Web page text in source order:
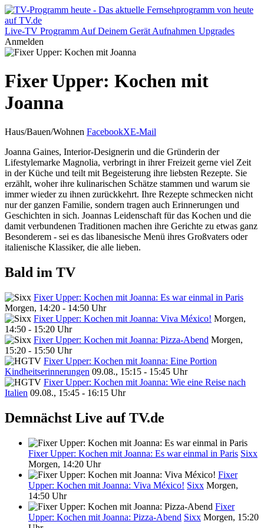
Live-TV Programm Auf Deinem Gerät Aufnahmen Upgrades
Anmelden
Fixer Upper: Kochen mit
Joanna
Haus/Bauen/Wohnen FacebookXE-Mail
Joanna Gaines, Interior-Designerin und die Gründerin der
Lifestylemarke Magnolia, verbringt in ihrer Freizeit gerne viel Zeit
in der Küche und teilt mit Begeisterung ihre liebsten Rezepte. Sie
erzählt, woher ihre kulinarischen Schätze stammen und warum sie
immer wieder zu ihnen zurückkehrt. Ihre Rezepte schmecken nicht
nur der ganzen Familie, sondern tragen auch Erinnerungen und
Geschichten in sich. Joannas Leidenschaft für das Kochen und die
damit verbundenen Traditionen machen ihre Gerichte zu etwas ganz
Besonderem - sei es das libanesische Menü ihres Großvaters oder
italienische Klassiker, die alle lieben.
Bald im TV
Fixer Upper: Kochen mit Joanna: Es war einmal in Paris
Morgen, 14:20 - 14:50 Uhr
Fixer Upper: Kochen mit Joanna: Viva México! Morgen,
14:50 - 15:20 Uhr
Fixer Upper: Kochen mit Joanna: Pizza-Abend Morgen,
15:20 - 15:50 Uhr
Fixer Upper: Kochen mit Joanna: Eine Portion
Kindheitserinnerungen 09.08., 15:15 - 15:45 Uhr
Fixer Upper: Kochen mit Joanna: Wie eine Reise nach
Italien 09.08., 15:45 - 16:15 Uhr
Demnächst Live auf TV.de
Fixer Upper: Kochen mit Joanna: Es war einmal in Paris Sixx
Morgen, 14:20 Uhr
Fixer
Upper: Kochen mit Joanna: Viva México! Sixx Morgen,
14:50 Uhr
Fixer
Upper: Kochen mit Joanna: Pizza-Abend Sixx Morgen, 15:20